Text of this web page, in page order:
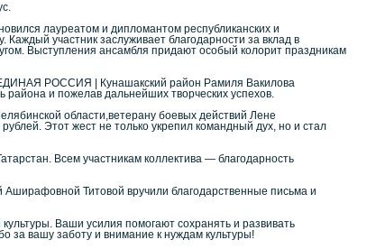
лауреатом и дипломантом республиканских и
Каждый участник заслуживает благодарности за вклад в
Выступления ансамбля придают особый колорит праздникам
ЕДИНАЯ РОССИЯ | Кунашакский район Рамиля Вакилова
района и пожелав дальнейших творческих успехов.
области,ветерану боевых действий Лене
Этот жест не только укрепил командный дух, но и стал
Всем участникам коллектива — благодарность
Титовой вручили благодарственные письма и
Ваши усилия помогают сохранять и развивать
за вашу заботу и внимание к нуждам культуры!